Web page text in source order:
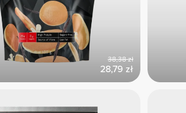
28,79 zł
38,38 zł